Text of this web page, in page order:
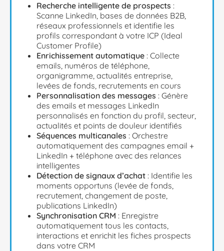
Recherche intelligente de prospects :
Scanne LinkedIn, bases de données B2B,
réseaux professionnels et identifie les
profils correspondant à votre ICP (Ideal
Customer Profile)
Enrichissement automatique : Collecte
emails, numéros de téléphone,
organigramme, actualités entreprise,
levées de fonds, recrutements en cours
Personnalisation des messages : Génère
des emails et messages LinkedIn
personnalisés en fonction du profil, secteur,
actualités et points de douleur identifiés
Séquences multicanales : Orchestre
automatiquement des campagnes email +
LinkedIn + téléphone avec des relances
intelligentes
Détection de signaux d’achat : Identifie les
moments opportuns (levée de fonds,
recrutement, changement de poste,
publications LinkedIn)
Synchronisation CRM : Enregistre
automatiquement tous les contacts,
interactions et enrichit les fiches prospects
dans votre CRM